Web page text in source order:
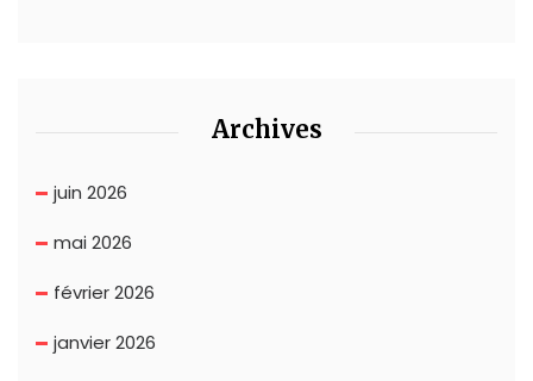
Archives
juin 2026
mai 2026
février 2026
janvier 2026